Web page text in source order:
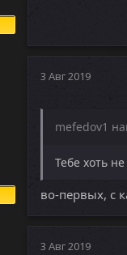
3 Авг 2019
mefedov1
Тебе хоть
во-первых, с
3 Авг 2019